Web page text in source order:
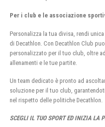
Per i club e le associazione
Personalizza la tua divisa, rendi
di Decathlon. Con Decathlon Club
personalizzato per il tuo club, oltre
allenamenti e le tue partite.
Un team dedicato è pronto ad
soluzione per il tuo club,
nel rispetto delle politiche Decathlon.
SCEGLI IL TUO SPORT ED INIZIA LA